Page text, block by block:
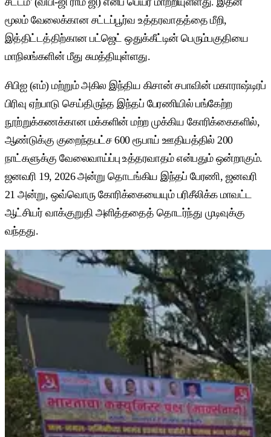
மூலம் வேலைக்கான சட்டப்பூர்வ உத்தரவாதத்தை மீறி,
இத்திட்டத்திற்கான பட்ஜெட் ஒதுக்கீட்டின் பெரும்பகுதியை
மாநிலங்களின் மீது சுமத்தியுள்ளது.
சிபிஐ (எம்) மற்றும் அகில இந்திய கிசான் சபாவின் மகாராஷ்டிரப்
பிரிவு ஏற்பாடு செய்திருந்த இந்தப் பேரணியில் பங்கேற்ற
நூற்றுக்கணக்கான மக்களின் மற்ற முக்கிய கோரிக்கைகளில்,
ஆண்டுக்கு குறைந்தபட்ச 600 ரூபாய் ஊதியத்தில் 200
நாட்களுக்கு வேலைவாய்ப்பு உத்தரவாதம் என்பதும் ஒன்றாகும்.
ஜனவரி 19, 2026 அன்று தொடங்கிய இந்தப் பேரணி, ஜனவரி
21 அன்று, ஒவ்வொரு கோரிக்கையையும் பரிசீலிக்க மாவட்ட
ஆட்சியர் வாக்குறுதி அளித்ததைத் தொடர்ந்து முடிவுக்கு
வந்தது.